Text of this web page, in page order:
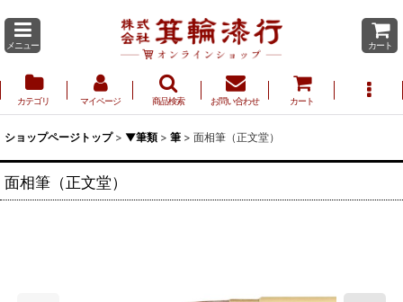
メニュー カート
カテゴリ マイページ 商品検索 お問い合わせ カート
ショップページトップ > ▼筆類 > 筆 > 面相筆（正文堂）
面相筆（正文堂）